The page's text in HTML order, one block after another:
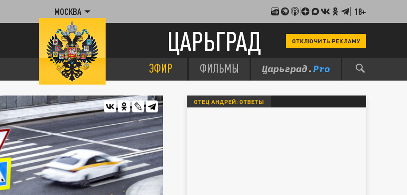
МОСКВА 18+
ЦАРЬГРАД ОТКЛЮЧИТЬ РЕКЛАМУ
ЭФИР ФИЛЬМЫ
ОТЕЦ АНДРЕЙ: ОТВЕТЫ